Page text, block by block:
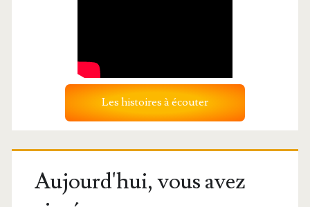
Les histoires à écouter
Aujourd'hui, vous avez